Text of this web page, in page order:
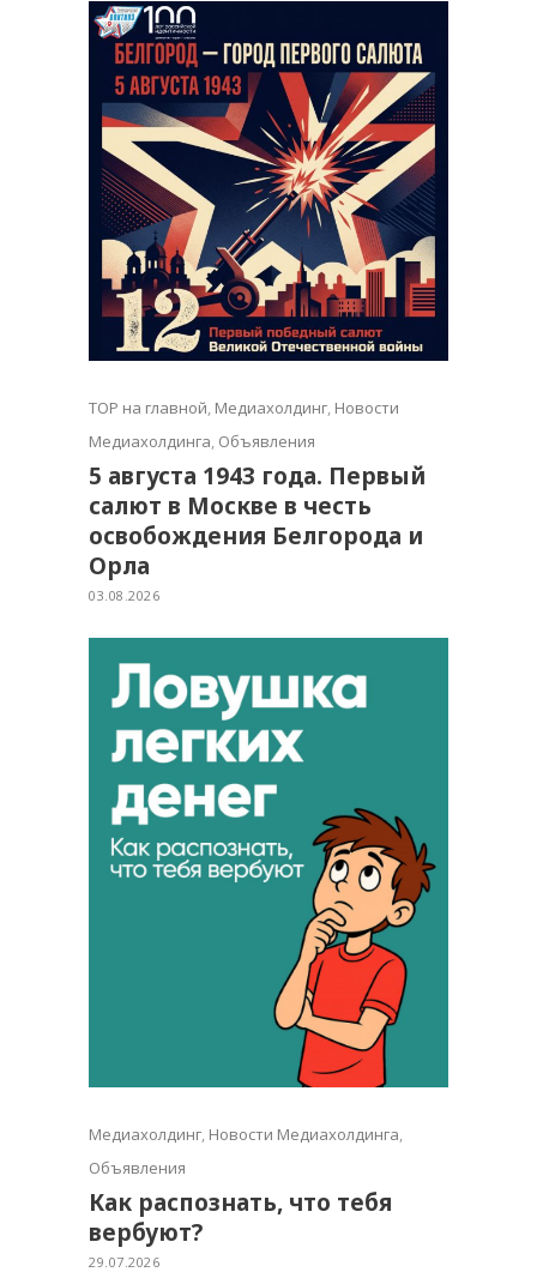
TOP на главной Медиахолдинг Новости
Медиахолдинга Объявления
5 августа 1943 года. Первый
салют в Москве в честь
освобождения Белгорода и
Орла
03.08.2026
Медиахолдинг Новости Медиахолдинга
Объявления
Как распознать, что тебя
вербуют?
29.07.2026